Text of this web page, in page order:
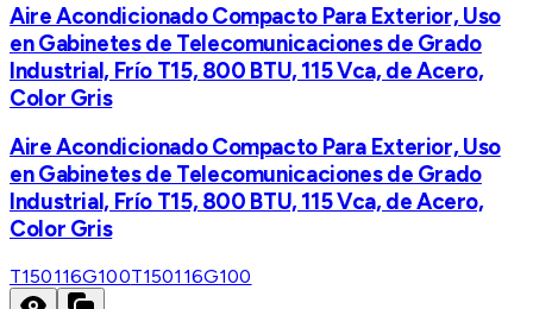
Aire Acondicionado Compacto Para Exterior, Uso
en Gabinetes de Telecomunicaciones de Grado
Industrial, Frío T15, 800 BTU, 115 Vca, de Acero,
Color Gris
Aire Acondicionado Compacto Para Exterior, Uso
en Gabinetes de Telecomunicaciones de Grado
Industrial, Frío T15, 800 BTU, 115 Vca, de Acero,
Color Gris
T150116G100T150116G100